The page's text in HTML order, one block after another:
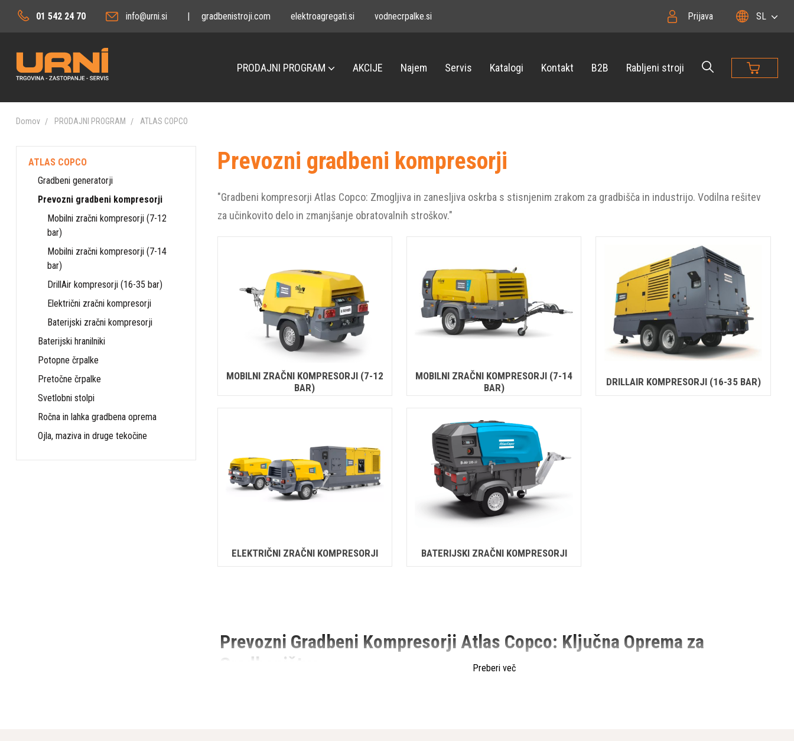
01 542 24 70 info@urni.si | gradbenistroji.com elektroagregati.si vodnecrpalke.si Prijava SL
PRODAJNI PROGRAM AKCIJE Najem Servis Katalogi Kontakt B2B Rabljeni stroji
Domov PRODAJNI PROGRAM ATLAS COPCO
ATLAS COPCO
Gradbeni generatorji
Prevozni gradbeni kompresorji
Mobilni zračni kompresorji (7-12
bar)
Mobilni zračni kompresorji (7-14
bar)
DrillAir kompresorji (16-35 bar)
Električni zračni kompresorji
Baterijski zračni kompresorji
Baterijski hranilniki
Potopne črpalke
Pretočne črpalke
Svetlobni stolpi
Ročna in lahka gradbena oprema
Ojla, maziva in druge tekočine
Prevozni gradbeni kompresorji
"Gradbeni kompresorji Atlas Copco: Zmogljiva in zanesljiva oskrba s stisnjenim zrakom za gradbišča in industrijo. Vodilna rešitev
za učinkovito delo in zmanjšanje obratovalnih stroškov."
MOBILNI ZRAČNI KOMPRESORJI (7-12
BAR)
MOBILNI ZRAČNI KOMPRESORJI (7-14
BAR)
DRILLAIR KOMPRESORJI (16-35 BAR)
ELEKTRIČNI ZRAČNI KOMPRESORJI BATERIJSKI ZRAČNI KOMPRESORJI
Prevozni Gradbeni Kompresorji Atlas Copco: Ključna Oprema za
Gradbeništvo
Preberi več